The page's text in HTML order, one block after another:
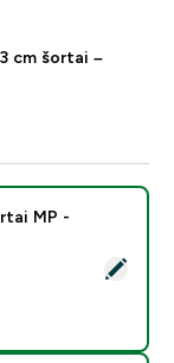
cm šortai –
Panel 5" šortai MP
MP -